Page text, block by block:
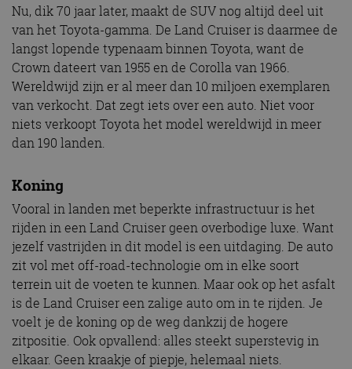
Nu, dik 70 jaar later, maakt de SUV nog altijd deel uit
van het Toyota-gamma. De Land Cruiser is daarmee de
langst lopende typenaam binnen Toyota, want de
Crown dateert van 1955 en de Corolla van 1966.
Wereldwijd zijn er al meer dan 10 miljoen exemplaren
van verkocht. Dat zegt iets over een auto. Niet voor
niets verkoopt Toyota het model wereldwijd in meer
dan 190 landen.
Koning
Vooral in landen met beperkte infrastructuur is het
rijden in een Land Cruiser geen overbodige luxe. Want
jezelf vastrijden in dit model is een uitdaging. De auto
zit vol met off-road-technologie om in elke soort
terrein uit de voeten te kunnen. Maar ook op het asfalt
is de Land Cruiser een zalige auto om in te rijden. Je
voelt je de koning op de weg dankzij de hogere
zitpositie. Ook opvallend: alles steekt superstevig in
elkaar. Geen kraakje of piepje, helemaal niets.